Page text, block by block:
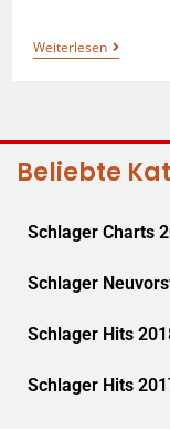
Weiterlesen
Beliebte
Schlager Charts
Schlager
Schlager Hits
Schlager Hits